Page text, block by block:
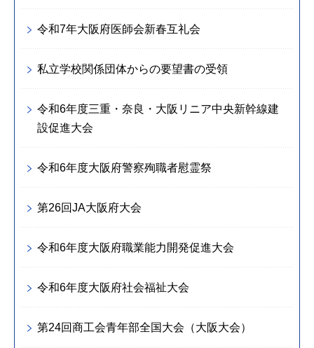
令和7年大阪府医師会新春互礼会
私立学校関係団体からの要望書の受領
令和6年度三重・奈良・大阪リニア中央新幹線建
設促進大会
令和6年度大阪府警察殉職者慰霊祭
第26回JA大阪府大会
令和6年度大阪府職業能力開発促進大会
令和6年度大阪府社会福祉大会
第24回商工会青年部全国大会（大阪大会）